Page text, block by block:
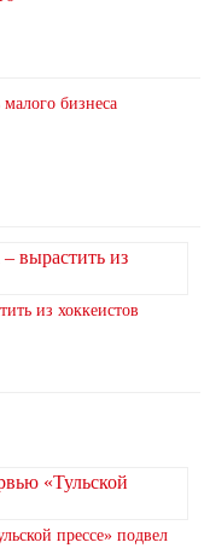
бизнеса
из хоккеистов
прессе» подвел